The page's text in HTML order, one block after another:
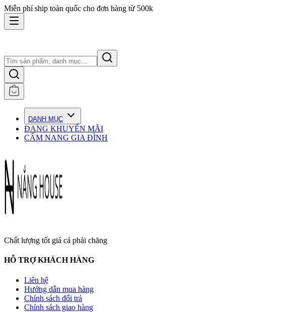
Miễn phí ship toàn quốc cho đơn hàng từ 500k
DANH MỤC
ĐANG KHUYẾN MÃI
CẨM NANG GIA ĐÌNH
Chất lượng tốt giá cả phải chăng
HỖ TRỢ KHÁCH HÀNG
Liên hệ
Hướng dẫn mua hàng
Chính sách đổi trả
Chính sách giao hàng